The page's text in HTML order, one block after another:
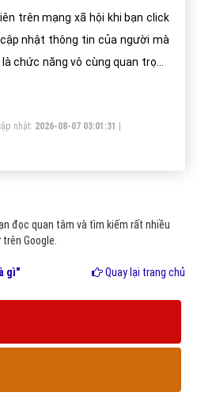
trên mạng xã hội khi bạn click
nhật thông tin của người mà
chức năng vô cùng quan trọng
nhật: 2026-08-07 03:01:31
đọc quan tâm và tìm kiếm rất nhiều
Google.
gì" Quay lại trang chủ